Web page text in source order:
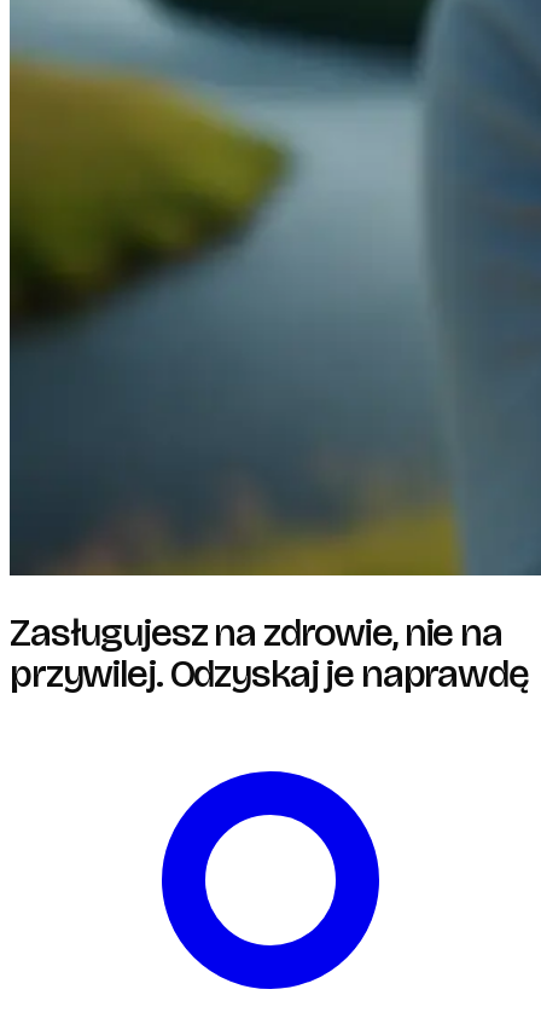
Zasługujesz na zdrowie, nie na
przywilej. Odzyskaj je naprawdę